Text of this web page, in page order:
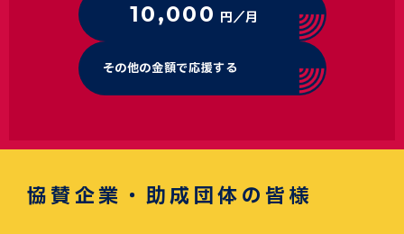
10,000 円／月
その他の金額で応援する
協賛企業・助成団体の皆様